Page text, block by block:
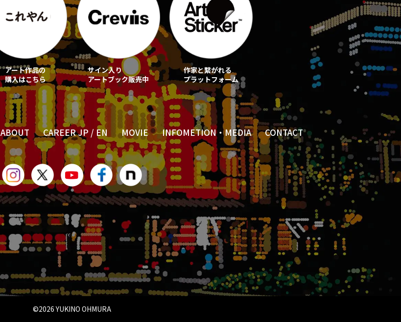
アート作品の
購入はこちら
サイン入り
アートブック販売中
作家と繋がれる
プラットフォーム
ABOUT CAREER JP / EN MOVIE INFOMETION・MEDIA CONTACT
©2026 YUKINO OHMURA